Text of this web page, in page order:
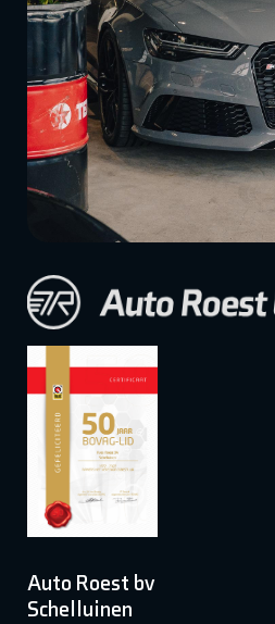
Auto Roest bv
Schelluinen